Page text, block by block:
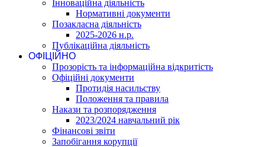
Інноваційна діяльність
Нормативні документи
Позакласна діяльність
2025-2026 н.р.
Публікаційна діяльність
ОФІЦІЙНО
Прозорість та інформаційна відкритість
Офіційні документи
Протидія насильству
Положення та правила
Накази та розпорядження
2023/2024 навчальний рік
Фінансові звіти
Запобігання корупції